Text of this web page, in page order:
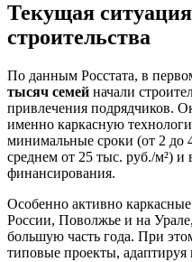
Текущая
строительства
По данным Росстата, в
тысяч семей начали
привлечения подрядчиков.
именно каркасную
минимальные сроки (от 2 до
среднем от 25 тыс. руб./м²) и
финансирования.
Особенно активно
России, Поволжье и на
большую часть года. При
типовые проекты,